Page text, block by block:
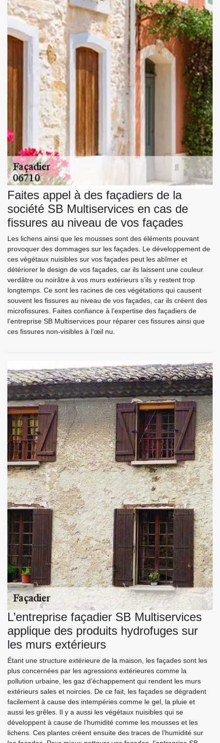
Faites appel à des façadiers de la
société SB Multiservices en cas de
fissures au niveau de vos façades
Les lichens ainsi que les mousses sont des éléments pouvant
provoquer des dommages sur les façades. Le développement de
ces végétaux nuisibles sur vos façades peut les abîmer et
détériorer le design de vos façades, car ils laissent une couleur
verdâtre ou noirâtre à vos murs extérieurs s’ils y restent trop
longtemps. Ce sont les racines de ces végétations qui causent
souvent les fissures au niveau de vos façades, car ils créent des
microfissures. Faites confiance à l’expertise des façadiers de
l’entreprise SB Multiservices pour réparer ces fissures ainsi que
ces fissures non-visibles à l’œil nu.
L’entreprise façadier SB Multiservices
applique des produits hydrofuges sur
les murs extérieurs
Étant une structure extérieure de la maison, les façades sont les
plus concernées par les agressions extérieures comme la
pollution urbaine, les gaz d’échappement qui rendent les murs
extérieurs sales et noircies. De ce fait, les façades se dégradent
facilement à cause des intempéries comme le gel, la pluie et
aussi les grêles. Il y a aussi les végétaux nuisibles qui se
développent à cause de l’humidité comme les mousses et les
lichens. Ces plantes créent ensuite des traces de l’humidité sur